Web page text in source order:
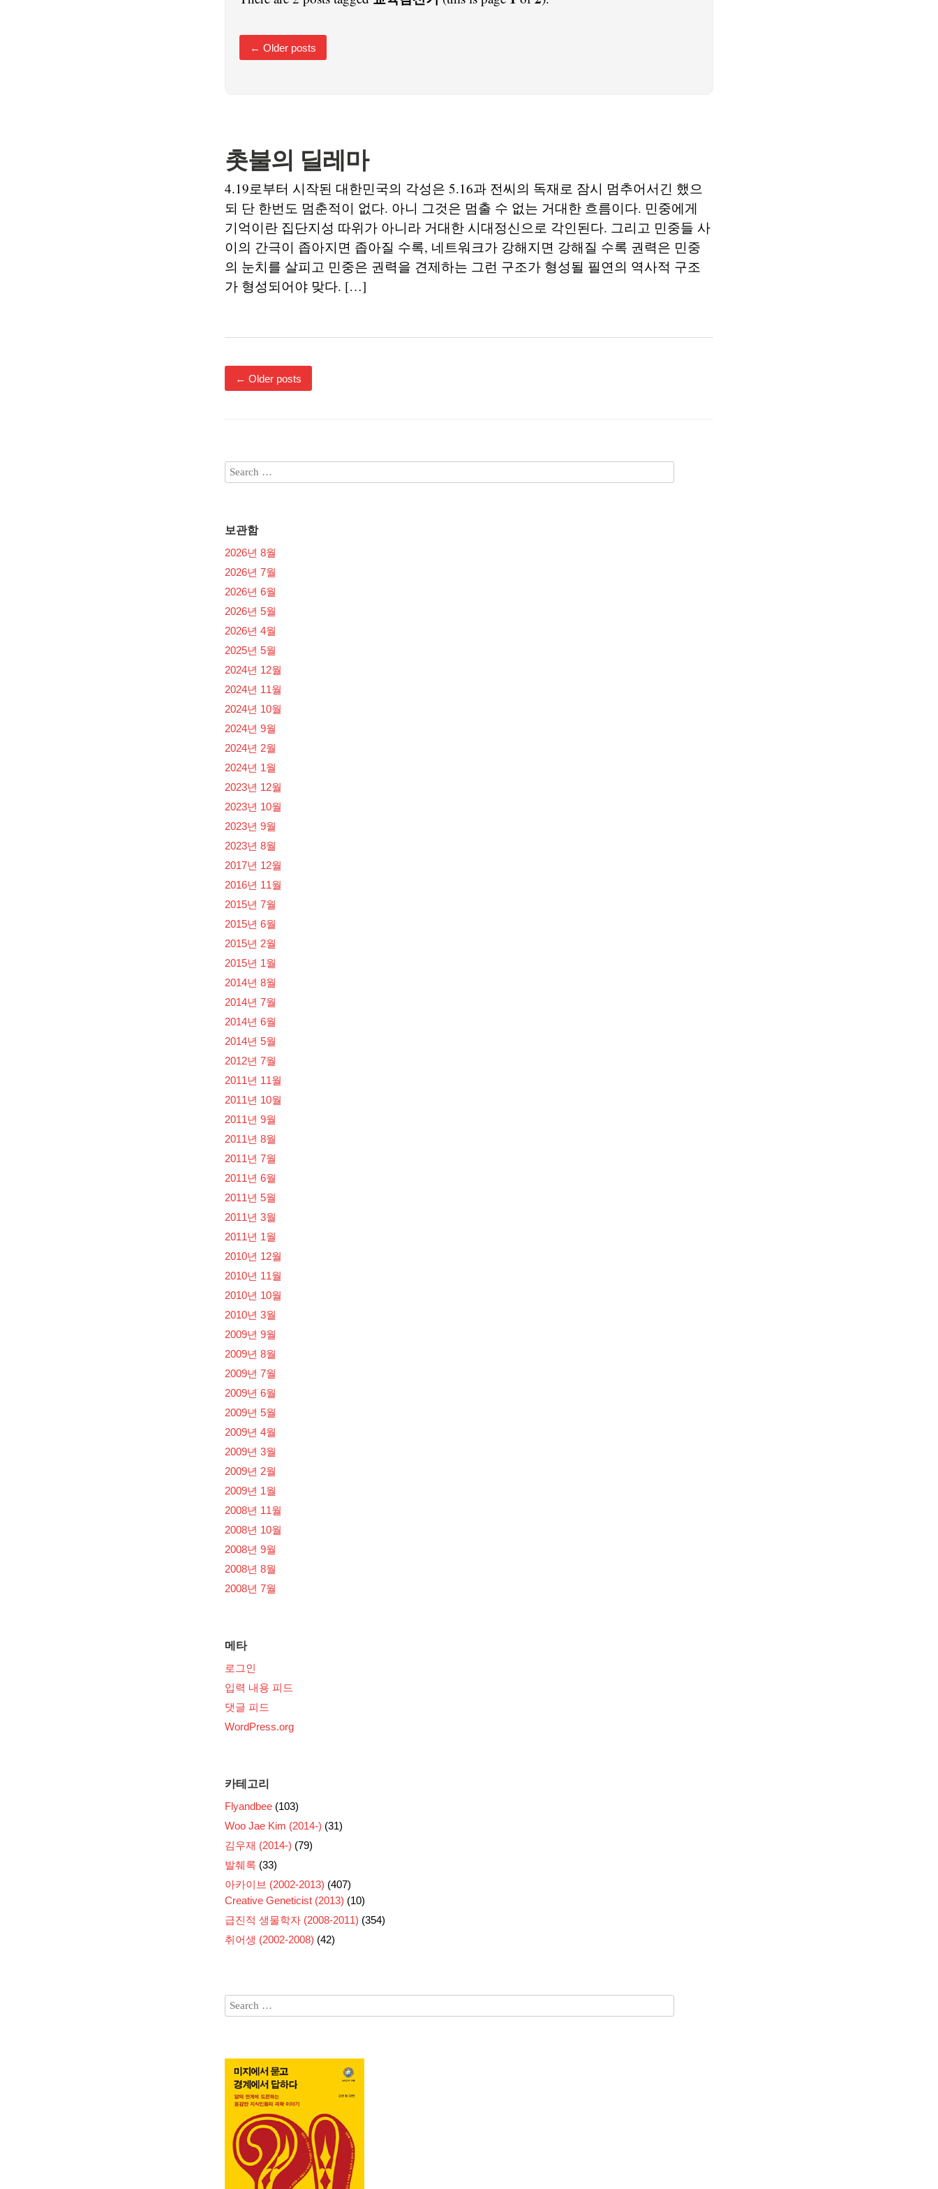
← Older posts
촛불의 딜레마
4.19로부터 시작된 대한민국의 각성은 5.16과 전씨의 독재로 잠시 멈추어서긴 했으
되 단 한번도 멈춘적이 없다. 아니 그것은 멈출 수 없는 거대한 흐름이다. 민중에게
기억이란 집단지성 따위가 아니라 거대한 시대정신으로 각인된다. 그리고 민중들 사
이의 간극이 좁아지면 좁아질 수록, 네트워크가 강해지면 강해질 수록 권력은 민중
의 눈치를 살피고 민중은 권력을 견제하는 그런 구조가 형성될 필연의 역사적 구조
가 형성되어야 맞다. […]
← Older posts
보관함
2026년 8월
2026년 7월
2026년 6월
2026년 5월
2026년 4월
2025년 5월
2024년 12월
2024년 11월
2024년 10월
2024년 9월
2024년 2월
2024년 1월
2023년 12월
2023년 10월
2023년 9월
2023년 8월
2017년 12월
2016년 11월
2015년 7월
2015년 6월
2015년 2월
2015년 1월
2014년 8월
2014년 7월
2014년 6월
2014년 5월
2012년 7월
2011년 11월
2011년 10월
2011년 9월
2011년 8월
2011년 7월
2011년 6월
2011년 5월
2011년 3월
2011년 1월
2010년 12월
2010년 11월
2010년 10월
2010년 3월
2009년 9월
2009년 8월
2009년 7월
2009년 6월
2009년 5월
2009년 4월
2009년 3월
2009년 2월
2009년 1월
2008년 11월
2008년 10월
2008년 9월
2008년 8월
2008년 7월
메타
로그인
입력 내용 피드
댓글 피드
WordPress.org
카테고리
Flyandbee (103)
Woo Jae Kim (2014-) (31)
김우재 (2014-) (79)
발췌록 (33)
아카이브 (2002-2013) (407)
Creative Geneticist (2013) (10)
급진적 생물학자 (2008-2011) (354)
취어생 (2002-2008) (42)